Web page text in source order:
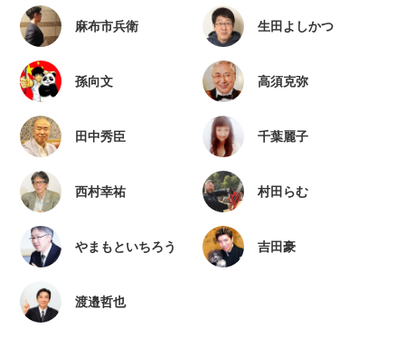
麻布市兵衛 生田よしかつ
孫向文 高須克弥
田中秀臣 千葉麗子
西村幸祐 村田らむ
やまもといちろう 吉田豪
渡邉哲也